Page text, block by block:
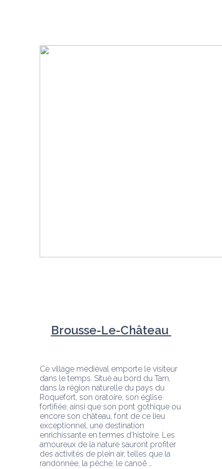
Brousse-Le-Château
Ce village médiéval emporte le visiteur
dans le temps. Situé au bord du Tarn,
dans la région naturelle du pays du
Roquefort, son oratoire, son église
fortifiée, ainsi que son pont gothique ou
encore son château, font de ce lieu
exceptionnel, une destination
enrichissante en termes d’histoire. Les
amoureux de la nature sauront profiter
des activités de plein air, telles que la
randonnée, la pêche, le canoë …